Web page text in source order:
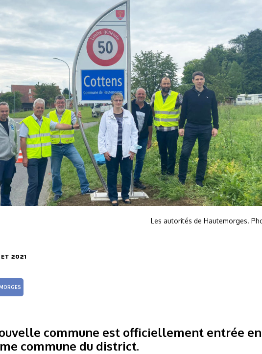
Les autorités de Hautemorges.
2021
commune est officiellement entrée
commune du district.